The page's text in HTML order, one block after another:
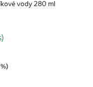
vody 280 ml